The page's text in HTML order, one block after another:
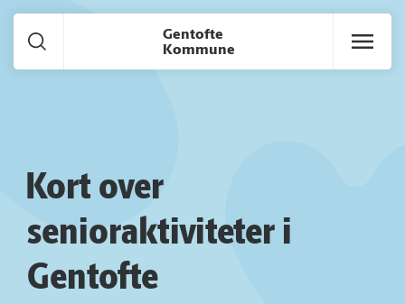
Gentofte
Kommune
Kort over
senioraktiviteter i
Gentofte